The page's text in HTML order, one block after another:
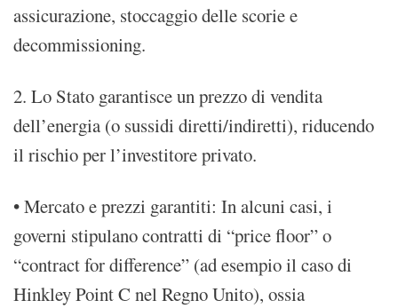
assicurazione, stoccaggio delle scorie e
decommissioning.
2. Lo Stato garantisce un prezzo di vendita
dell’energia (o sussidi diretti/indiretti), riducendo
il rischio per l’investitore privato.
• Mercato e prezzi garantiti: In alcuni casi, i
governi stipulano contratti di “price floor” o
“contract for difference” (ad esempio il caso di
Hinkley Point C nel Regno Unito), ossia